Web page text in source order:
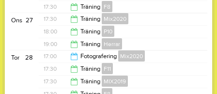
20:30
19:00
17:30 Träning F8
18:30
27
Ons 17:30 Träning Mix2020
18:45
18:00 Träning P10
19:30
19:00 Träning Herrar
20:30
28
Tor 17:00 Fotografering Mix2020
18:00
17:30 Träning F11
17:30 Träning MIX2019